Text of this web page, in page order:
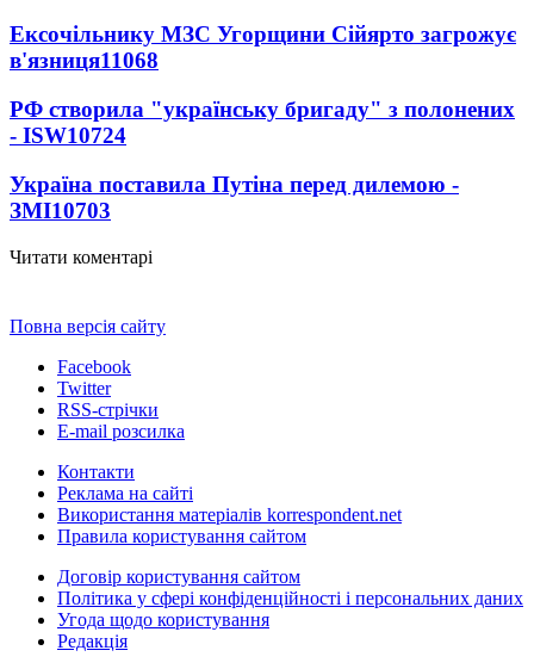
Ексочільнику МЗС Угорщини Сійярто загрожує
в'язниця11068
РФ створила "українську бригаду" з полонених
- ISW10724
Україна поставила Путіна перед дилемою -
ЗМІ10703
Читати коментарі
Повна версія сайту
Facebook
Twitter
RSS-стрічки
E-mail розсилка
Контакти
Реклама на сайті
Використання матеріалів korrespondent.net
Правила користування сайтом
Договір користування сайтом
Політика у сфері конфіденційності і персональних даних
Угода щодо користування
Редакція